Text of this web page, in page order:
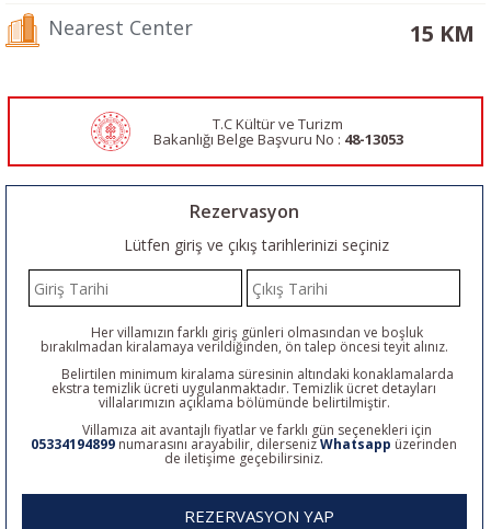
Nearest Center 15 KM
T.C Kültür ve Turizm
Bakanlığı Belge Başvuru No : 48-13053
Rezervasyon
Lütfen giriş ve çıkış tarihlerinizi seçiniz
Her villamızın farklı giriş günleri olmasından ve boşluk
bırakılmadan kiralamaya verildiğinden, ön talep öncesi teyit alınız.
Belirtilen minimum kiralama süresinin altındaki konaklamalarda
ekstra temizlik ücreti uygulanmaktadır. Temizlik ücret detayları
villalarımızın açıklama bölümünde belirtilmiştir.
Villamıza ait avantajlı fiyatlar ve farklı gün seçenekleri için
05334194899 numarasını arayabilir, dilersenizWhatsapp üzerinden
de iletişime geçebilirsiniz.
REZERVASYON YAP